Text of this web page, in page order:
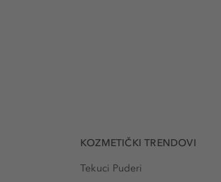
KOZMETIČKI TRENDOVI
Tekuci Puderi